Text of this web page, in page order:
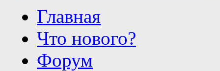
Главная
Что нового?
Форум